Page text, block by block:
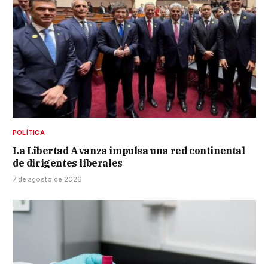
POLÍTICA
La Libertad Avanza impulsa una red continental
de dirigentes liberales
7 de agosto de 2026